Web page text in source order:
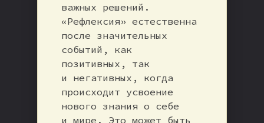
важных решений.
«Рефлексия» естественна
после значительных
событий, как
позитивных, так
и негативных, когда
происходит усвоение
нового знания о себе
и мире. Это может быть